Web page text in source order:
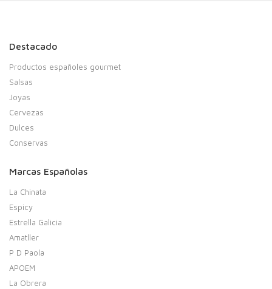
Destacado
Productos españoles gourmet
Salsas
Joyas
Cervezas
Dulces
Conservas
Marcas Españolas
La Chinata
Espicy
Estrella Galicia
Amatller
P D Paola
APOEM
La Obrera